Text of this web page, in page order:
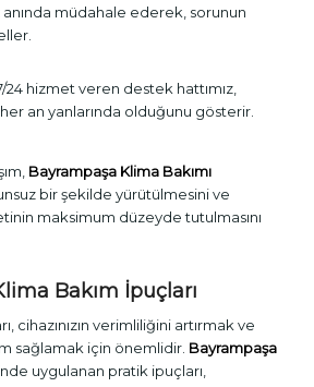
müdahale ederek, sorunun
24 hizmet veren destek hattımız,
an yanlarında olduğunu gösterir.
Bayrampaşa Klima Bakımı
bir şekilde yürütülmesini ve
maksimum düzeyde tutulmasını
Bakım İpuçları
cihazınızın verimliliğini artırmak ve
sağlamak için önemlidir. Bayrampaşa
uygulanan pratik ipuçları,